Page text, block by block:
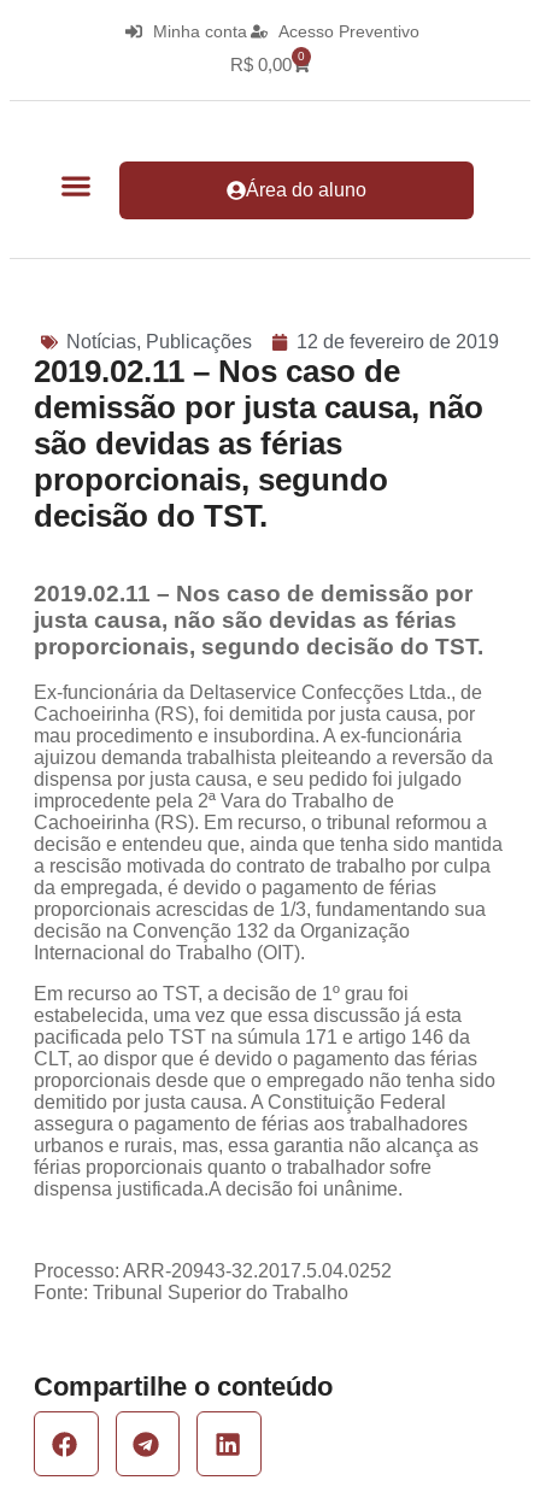
Minha conta Acesso Preventivo
R$ 0,00 0
Área do aluno
Notícias, Publicações 12 de fevereiro de 2019
2019.02.11 – Nos caso de
demissão por justa causa, não
são devidas as férias
proporcionais, segundo
decisão do TST.
2019.02.11 – Nos caso de demissão por
justa causa, não são devidas as férias
proporcionais, segundo decisão do TST.
Ex-funcionária da Deltaservice Confecções Ltda., de
Cachoeirinha (RS), foi demitida por justa causa, por
mau procedimento e insubordina. A ex-funcionária
ajuizou demanda trabalhista pleiteando a reversão da
dispensa por justa causa, e seu pedido foi julgado
improcedente pela 2ª Vara do Trabalho de
Cachoeirinha (RS). Em recurso, o tribunal reformou a
decisão e entendeu que, ainda que tenha sido mantida
a rescisão motivada do contrato de trabalho por culpa
da empregada, é devido o pagamento de férias
proporcionais acrescidas de 1/3, fundamentando sua
decisão na Convenção 132 da Organização
Internacional do Trabalho (OIT).
Em recurso ao TST, a decisão de 1º grau foi
estabelecida, uma vez que essa discussão já esta
pacificada pelo TST na súmula 171 e artigo 146 da
CLT, ao dispor que é devido o pagamento das férias
proporcionais desde que o empregado não tenha sido
demitido por justa causa. A Constituição Federal
assegura o pagamento de férias aos trabalhadores
urbanos e rurais, mas, essa garantia não alcança as
férias proporcionais quanto o trabalhador sofre
dispensa justificada.A decisão foi unânime.
Processo: ARR-20943-32.2017.5.04.0252
Fonte: Tribunal Superior do Trabalho
Compartilhe o conteúdo